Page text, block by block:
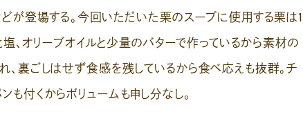
どが登場する。今回いただいた栗のスープに使用する栗は1
塩、オリーブオイルと少量のバターで作っているから素材の
、裏ごしはせず食感を残しているから食べ応えも抜群。チ
も付くからボリュームも申し分なし。